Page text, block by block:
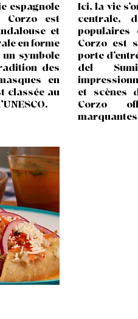
espagnole
Corzo est
et
en forme
symbole
des
en
classée au
Ici, la vie
centrale,
populaires
Corzo est
porte
del
et scènes
Corzo